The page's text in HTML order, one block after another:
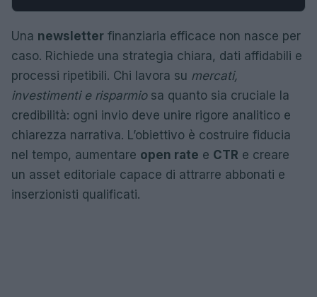
Una newsletter finanziaria efficace non nasce per
caso. Richiede una strategia chiara, dati affidabili e
processi ripetibili. Chi lavora su mercati,
investimenti e risparmiosa quanto sia cruciale la
credibilità: ogni invio deve unire rigore analitico e
chiarezza narrativa. L’obiettivo è costruire fiducia
nel tempo, aumentare open rate e CTR e creare
un asset editoriale capace di attrarre abbonati e
inserzionisti qualificati.